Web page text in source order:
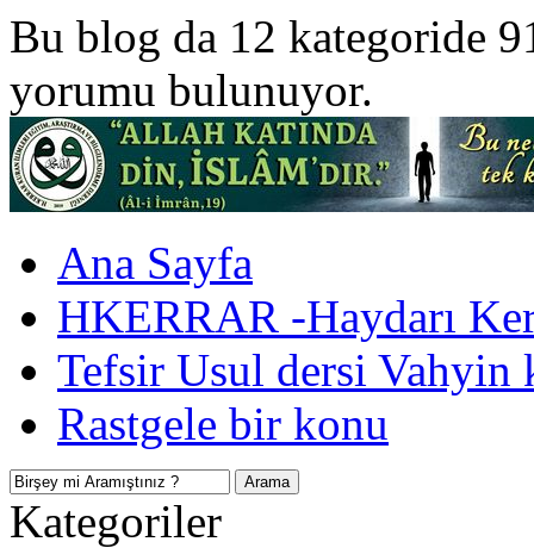
Bu blog da 12 kategoride
yorumu bulunuyor.
Ana Sayfa
HKERRAR -Haydarı
Tefsir Usul dersi Vahyin
Rastgele bir konu
Kategoriler